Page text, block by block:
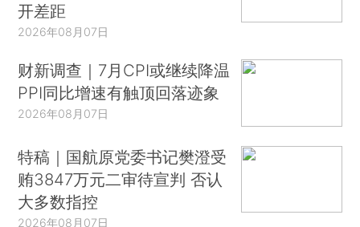
开差距
2026年08月07日
财新调查｜7月CPI或继续降温
PPI同比增速有触顶回落迹象
2026年08月07日
特稿｜国航原党委书记樊澄受
贿3847万元二审待宣判 否认
大多数指控
2026年08月07日